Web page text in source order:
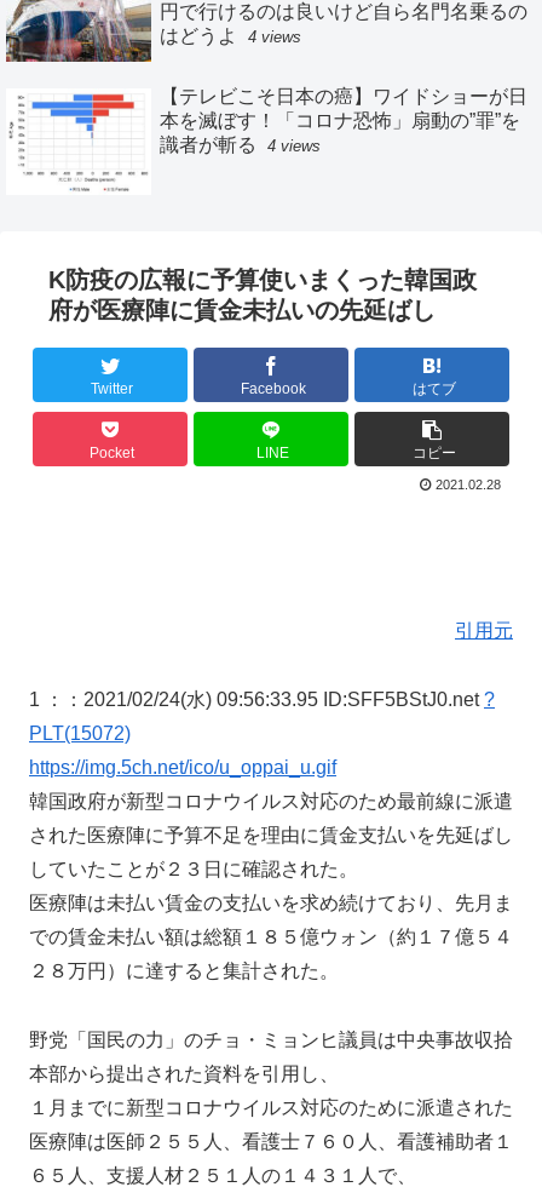
円で行けるのは良いけど自ら名門名乗るの
はどうよ
4 views
【テレビこそ日本の癌】ワイドショーが日
本を滅ぼす！「コロナ恐怖」扇動の”罪”を
識者が斬る
4 views
K防疫の広報に予算使いまくった韓国政
府が医療陣に賃金未払いの先延ばし
Twitter Facebook はてブ
Pocket LINE コピー
2021.02.28
引用元
1 ： ：2021/02/24(水) 09:56:33.95 ID:SFF5BStJ0.net?
PLT(15072)
https://img.5ch.net/ico/u_oppai_u.gif
韓国政府が新型コロナウイルス対応のため最前線に派遣
された医療陣に予算不足を理由に賃金支払いを先延ばし
していたことが２３日に確認された。
医療陣は未払い賃金の支払いを求め続けており、先月ま
での賃金未払い額は総額１８５億ウォン（約１７億５４
２８万円）に達すると集計された。
野党「国民の力」のチョ・ミョンヒ議員は中央事故収拾
本部から提出された資料を引用し、
１月までに新型コロナウイルス対応のために派遣された
医療陣は医師２５５人、看護士７６０人、看護補助者１
６５人、支援人材２５１人の１４３１人で、